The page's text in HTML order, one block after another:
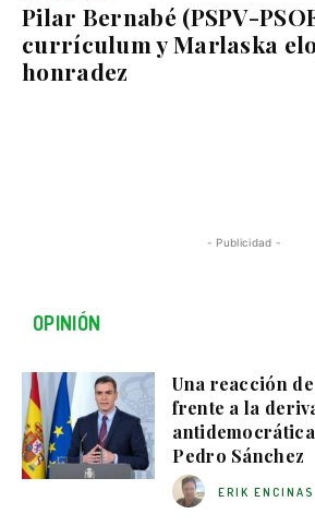
Pilar Bernabé (PSPV-
currículum y Marlaska
honradez
- Publicidad -
OPINIÓN
Una reacción
frente a la
Pedro Sánchez
ERIK ENCINAS